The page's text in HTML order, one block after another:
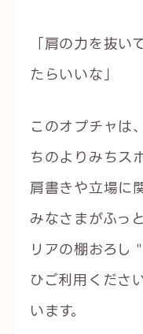
「肩の力を抜い
たらいいな」
このオプチャは
ちのよりみちス
肩書きや立場に
みなさまがふっ
リアの棚おろし
ひご利用くださ
います。